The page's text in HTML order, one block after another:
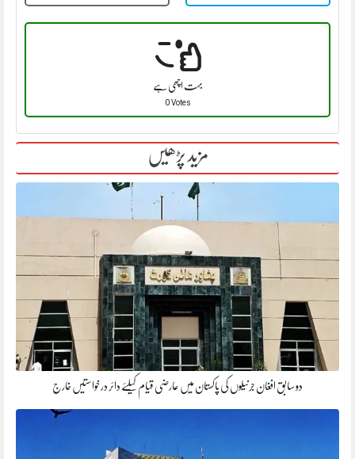
بہت اچھی ہے
0 Votes
مزید پڑھیں
دو سابق افغان جرنیلوں کی پاکستان میں عارضی قیام کیلئے دائر درخواستیں خارج